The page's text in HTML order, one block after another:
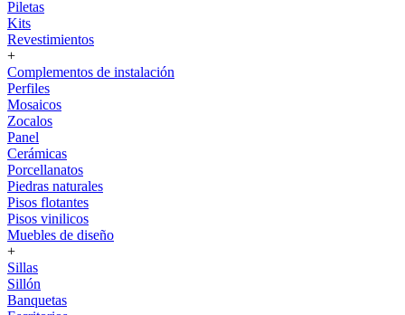
Piletas
Kits
Revestimientos
+
Complementos de instalación
Perfiles
Mosaicos
Zocalos
Panel
Cerámicas
Porcellanatos
Piedras naturales
Pisos flotantes
Pisos vinilicos
Muebles de diseño
+
Sillas
Sillón
Banquetas